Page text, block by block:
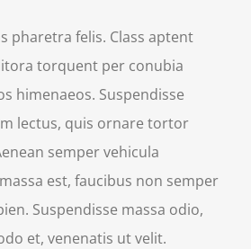
pharetra felis. Class aptent
torquent per conubia
himenaeos. Suspendisse
lectus, quis ornare tortor
semper vehicula
est, faucibus non semper
Suspendisse massa odio,
et, venenatis ut velit.